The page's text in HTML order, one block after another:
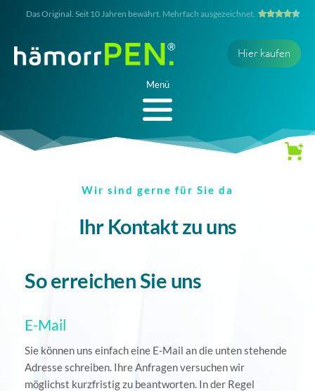
Das Original. Seit 10 Jahren bewährt. Mehrfach ausgezeichnet.
Hier kaufen
Menü
Wir sind gerne für Sie da
Ihr Kontakt zu uns
So erreichen Sie uns
E-Mail
Sie können uns einfach eine E-Mail an die unten stehende
Adresse schreiben. Ihre Anfragen versuchen wir
möglichst kurzfristig zu beantworten. In der Regel